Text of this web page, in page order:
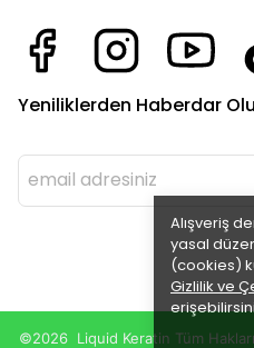
Alışveriş
yasal
(cookies)
Gizlilik ve
Yeniliklerden Haberdar
©2026 Liquid Keratin Tüm